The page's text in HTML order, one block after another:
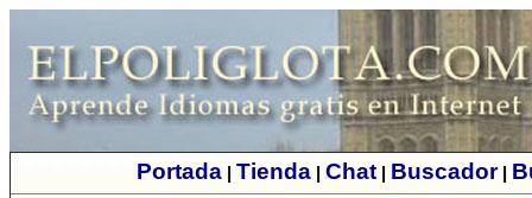
Portada Tienda Chat Buscador|